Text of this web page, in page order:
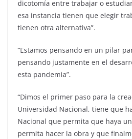
dicotomía entre trabajar o
esa instancia tienen que elegir
tienen otra alternativa”.
“Estamos pensando en un pilar
pensando justamente en el
esta pandemia”.
“Dimos el primer paso para la
Universidad Nacional, tiene que
Nacional que permita que haya
permita hacer la obra y que